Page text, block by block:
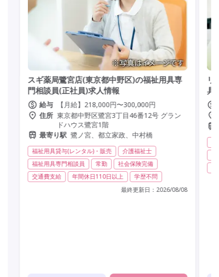
スギ薬局鷺宮店(東京都中野区)の福祉用具専
門相談員(正社員)求人情報
給与
【月給】218,000円〜300,000円
住所 東京都中野区鷺宮3丁目46番12号 グラン
ドハウス鷺宮1階
最寄り駅 鷺ノ宮、都立家政、中村橋
福祉用具貸与(レンタル)・販売
介護福祉士
福祉用具専門相談員
常勤
社会保険完備
交通費支給
年間休日110日以上
学歴不問
最終更新日： 2026/08/08
リ
具